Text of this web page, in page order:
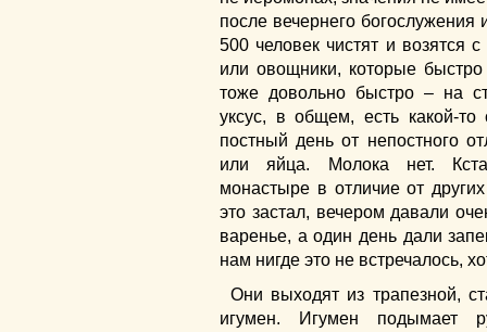
после вечернего
500 человек чистят и возятся
или овощники, которые
тоже довольно быстро – на
уксус, в общем, есть какой-
постный день от непостного
или яйца. Молока нет.
монастыре в отличие от
это застал, вечером давали
варенье, а один день дали
нам нигде это не встречалось,
Они выходят из трапезной,
игумен. Игумен